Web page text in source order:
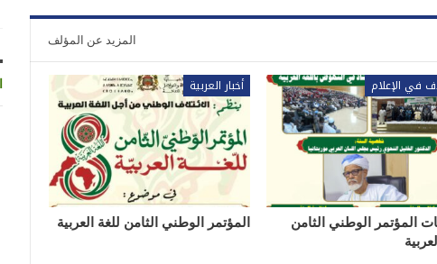
المزيد عن المؤلف
في الإعلام
المؤتمر الوطني الثامن
أخبار العربية
المؤتمر الوطني الثامن للغة العربية